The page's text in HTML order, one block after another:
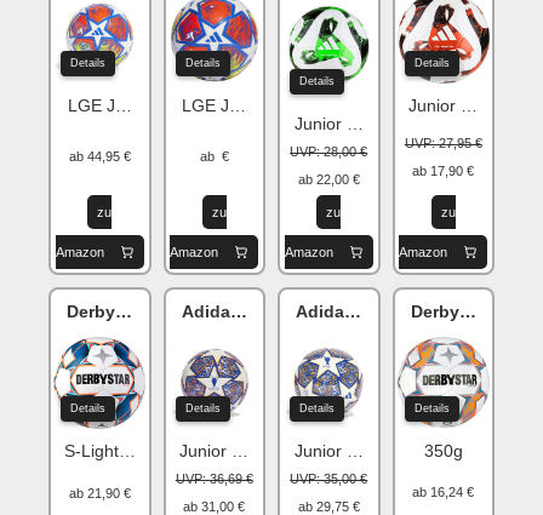
Details
LGE J290
ab 44,95 €
zu
Amazon
Details
LGE J350
ab €
zu
Amazon
Details
Junior 350
UVP: 28,00 €
ab 22,00 €
zu
Amazon
Details
Junior 290
UVP: 27,95 €
ab 17,90 €
zu
Amazon
Derbystar Stratos
Details
S-Light 290g
ab 21,90 €
Adidas UCL Istanbul 23
Details
Junior 350 League LGE
UVP: 36,69 €
ab 31,00 €
Adidas UCL Istanbul 23
Details
Junior 290 League LGE
UVP: 35,00 €
ab 29,75 €
Derbystar
Details
350g
ab 16,24 €